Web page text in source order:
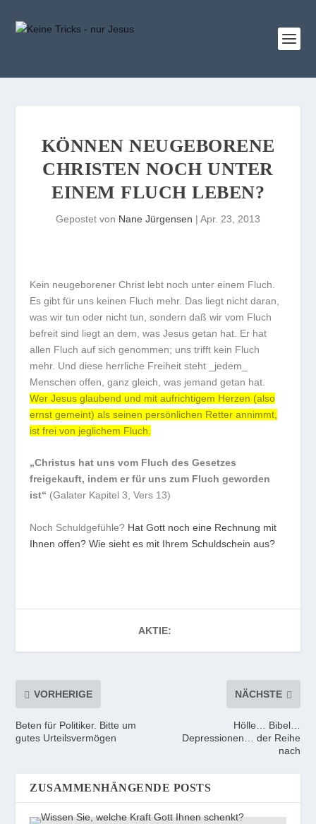
KÖNNEN NEUGEBORENE
CHRISTEN NOCH UNTER
EINEM FLUCH LEBEN?
Gepostet von Nane Jürgensen | Apr. 23, 2013
Kein neugeborener Christ lebt noch unter einem Fluch.
Es gibt für uns keinen Fluch mehr. Das liegt nicht daran,
was wir tun oder nicht tun, sondern daß wir vom Fluch
befreit sind liegt an dem, was Jesus getan hat. Er hat
allen Fluch auf sich genommen; uns trifft kein Fluch
mehr. Und diese herrliche Freiheit steht _jedem_
Menschen offen, ganz gleich, was jemand getan hat.
Wer Jesus glaubend und mit aufrichtigem Herzen (also
ernst gemeint) als seinen persönlichen Retter annimmt,
ist frei von jeglichem Fluch.
„Christus hat uns vom Fluch des Gesetzes
freigekauft, indem er für uns zum Fluch geworden
ist“ (Galater Kapitel 3, Vers 13)
Noch Schuldgefühle? Hat Gott noch eine Rechnung mit
Ihnen offen? Wie sieht es mit Ihrem Schuldschein aus?
AKTIE:
VORHERIGE
Beten für Politiker. Bitte um
gutes Urteilsvermögen
NÄCHSTE
Hölle… Bibel…
Depressionen… der Reihe
nach
ZUSAMMENHÄNGENDE POSTS